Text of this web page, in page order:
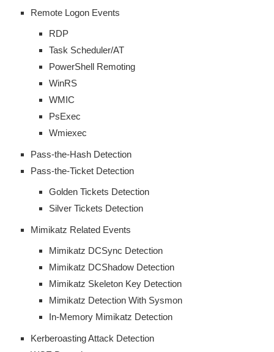
Remote Logon Events
RDP
Task Scheduler/AT
PowerShell Remoting
WinRS
WMIC
PsExec
Wmiexec
Pass-the-Hash Detection
Pass-the-Ticket Detection
Golden Tickets Detection
Silver Tickets Detection
Mimikatz Related Events
Mimikatz DCSync Detection
Mimikatz DCShadow Detection
Mimikatz Skeleton Key Detection
Mimikatz Detection With Sysmon
In-Memory Mimikatz Detection
Kerberoasting Attack Detection